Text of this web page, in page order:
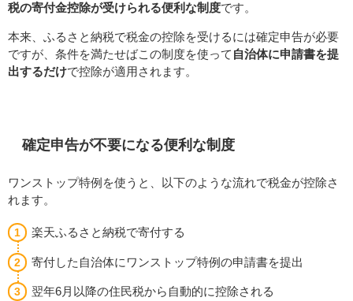
税の寄付金控除が受けられる便利な制度です。
本来、ふるさと納税で税金の控除を受けるには確定申告が必要
ですが、条件を満たせばこの制度を使って 自治体に申請書を提
出するだけで控除が適用されます。
確定申告が不要になる便利な制度
ワンストップ特例を使うと、以下のような流れで税金が控除さ
れます。
楽天ふるさと納税で寄付する
寄付した自治体にワンストップ特例の申請書を提出
翌年6月以降の住民税から自動的に控除される